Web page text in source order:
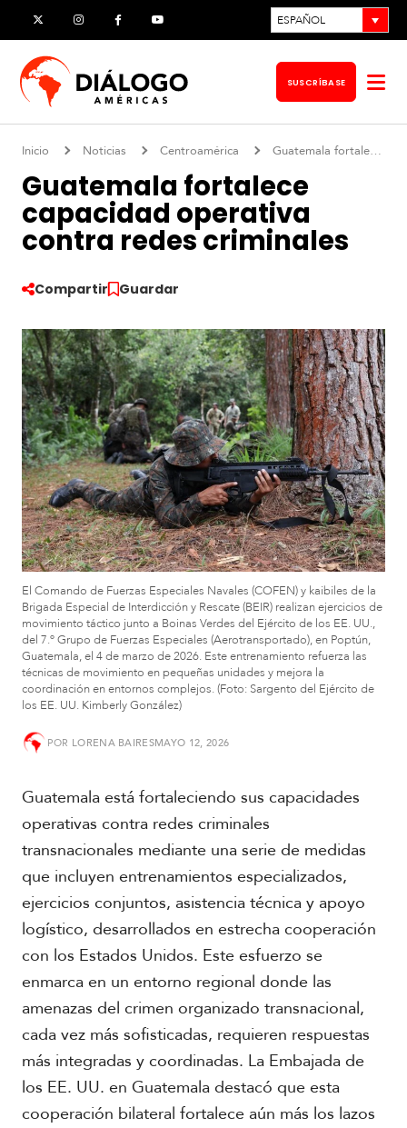
al
contenido
X InstagramFacebookYouTube ESPAÑOL
SUSCRÍBASE
S
u
d
a
m
é
r
i
c
a
C
e
n
t
r
o
é
r
i
c
a
C
a
r
i
e
Inicio Noticias Centroamérica Guatemala fortalece capacidad operativa contra redes criminales
Guatemala fortalece
capacidad operativa
contra redes criminales
Compartir Guardar
El Comando de Fuerzas Especiales Navales (COFEN) y kaibiles de la
Brigada Especial de Interdicción y Rescate (BEIR) realizan ejercicios de
movimiento táctico junto a Boinas Verdes del Ejército de los EE. UU.,
del 7.º Grupo de Fuerzas Especiales (Aerotransportado), en Poptún,
Guatemala, el 4 de marzo de 2026. Este entrenamiento refuerza las
técnicas de movimiento en pequeñas unidades y mejora la
coordinación en entornos complejos. (Foto: Sargento del Ejército de
los EE. UU. Kimberly González)
POR LORENA BAIRESMAYO 12, 2026
Guatemala está fortaleciendo sus capacidades
operativas contra redes criminales
transnacionales mediante una serie de medidas
que incluyen entrenamientos especializados,
ejercicios conjuntos, asistencia técnica y apoyo
logístico, desarrollados en estrecha cooperación
con los Estados Unidos. Este esfuerzo se
enmarca en un entorno regional donde las
amenazas del crimen organizado transnacional,
cada vez más sofisticadas, requieren respuestas
más integradas y coordinadas. La Embajada de
los EE. UU. en Guatemala destacó que esta
cooperación bilateral fortalece aún más los lazos